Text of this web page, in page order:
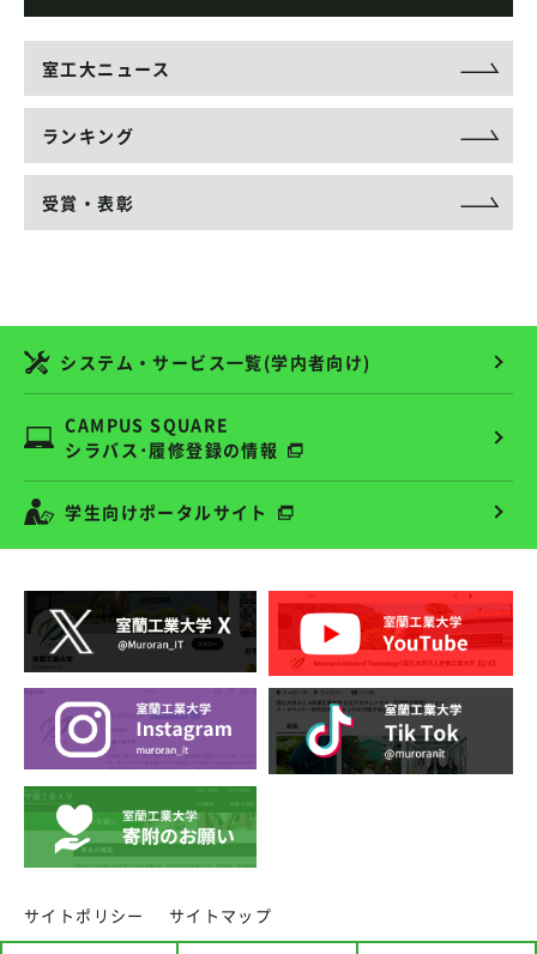
室工大ニュース
ランキング
受賞・表彰
システム・サービス一覧(学内者向け)
CAMPUS SQUARE
シラバス･履修登録の情報
学生向けポータルサイト
サイトポリシー サイトマップ